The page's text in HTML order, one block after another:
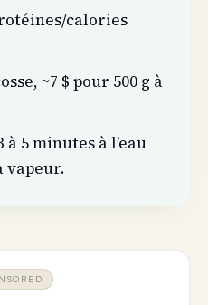
calories
~7 $ pour 500 g à
5 minutes à l’eau
vapeur.